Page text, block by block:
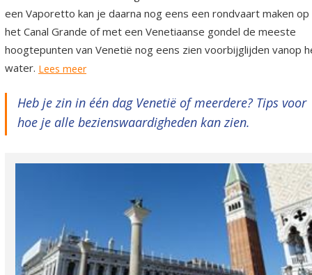
een Vaporetto kan je daarna nog eens een rondvaart maken op
het Canal Grande of met een Venetiaanse gondel de meeste
hoogtepunten van Venetië nog eens zien voorbijglijden vanop
water. Lees meer
Heb je zin in één dag Venetië of meerdere? Tips voor
hoe je alle bezienswaardigheden kan zien.